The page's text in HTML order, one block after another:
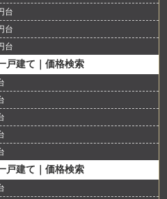
台
台
台
戸建て｜価格検索
戸建て｜価格検索